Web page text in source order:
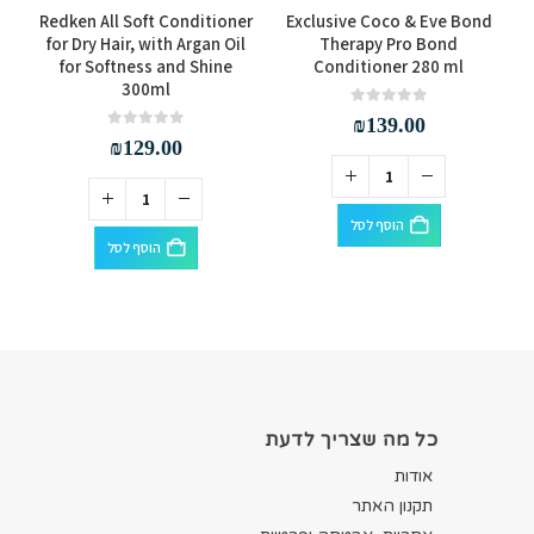
Exclusive Coco & Eve Bond
Therapy Pro Bond
Conditioner 280 ml
₪139.00
הוסף לסל
Redken All Soft Conditioner
for Dry Hair, with Argan Oil
for Softness and Shine
300ml
₪129.00
הוסף לסל
כל מה שצריך לדעת
אודות
תקנון האתר